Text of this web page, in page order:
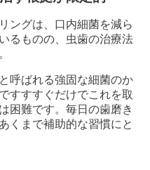
ングは、口内細菌を減ら
るものの、虫歯の治療法
呼ばれる強固な細菌のか
すすすぐだけでこれを取
困難です。毎日の歯磨き
くまで補助的な習慣にと